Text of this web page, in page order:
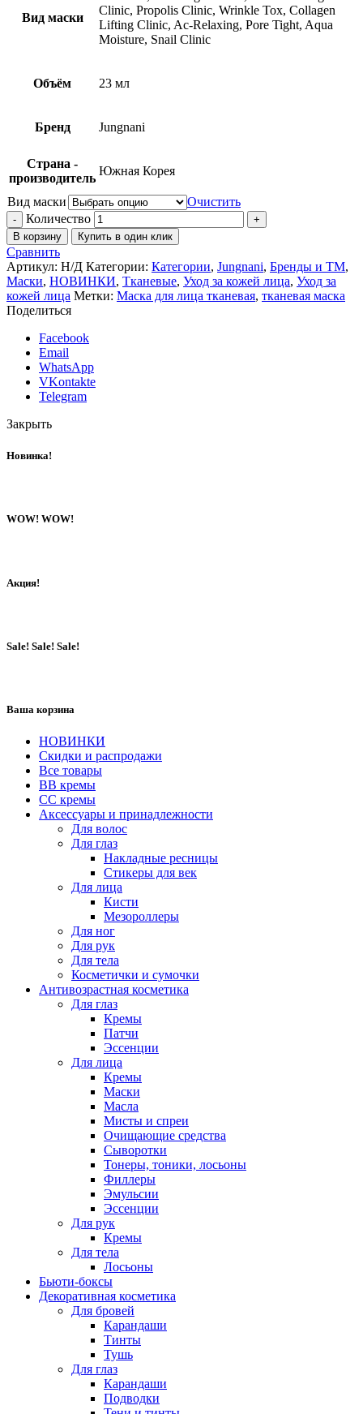
Вид маски
Clinic, Propolis Clinic, Wrinkle Tox, Collagen
Lifting Clinic, Ac-Relaxing, Pore Tight, Aqua
Moisture, Snail Clinic
Объём 23 мл
Бренд Jungnani
Страна -
производитель
Южная Корея
Вид маски
Очистить
Количество
В корзину Купить в один клик
Сравнить
Артикул: Н/Д Категории: Категории, Jungnani, Бренды и ТМ,
Маски, НОВИНКИ, Тканевые, Уход за кожей лица, Уход за
кожей лица Метки: Маска для лица тканевая, тканевая маска
Поделиться
Facebook
Email
WhatsApp
VKontakte
Telegram
Закрыть
Новинка!
WOW! WOW!
Акция!
Sale! Sale! Sale!
Ваша корзина
НОВИНКИ
Скидки и распродажи
Все товары
BB кремы
CC кремы
Аксессуары и принадлежности
Для волос
Для глаз
Накладные ресницы
Стикеры для век
Для лица
Кисти
Мезороллеры
Для ног
Для рук
Для тела
Косметички и сумочки
Антивозрастная косметика
Для глаз
Кремы
Патчи
Эссенции
Для лица
Кремы
Маски
Масла
Мисты и спреи
Очищающие средства
Сыворотки
Тонеры, тоники, лосьоны
Филлеры
Эмульсии
Эссенции
Для рук
Кремы
Для тела
Лосьоны
Бьюти-боксы
Декоративная косметика
Для бровей
Карандаши
Тинты
Тушь
Для глаз
Карандаши
Подводки